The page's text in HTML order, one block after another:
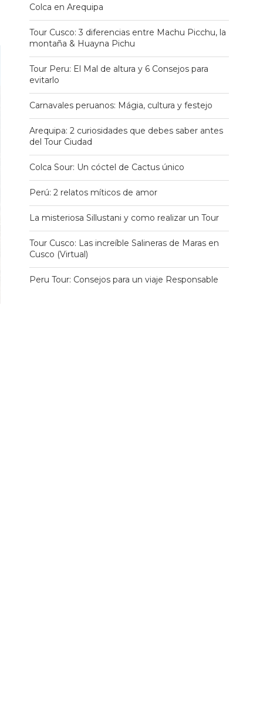
Colca en Arequipa
Tour Cusco: 3 diferencias entre Machu Picchu, la
montaña & Huayna Pichu
Tour Peru: El Mal de altura y 6 Consejos para
evitarlo
Carnavales peruanos: Mágia, cultura y festejo
Arequipa: 2 curiosidades que debes saber antes
del Tour Ciudad
Colca Sour: Un cóctel de Cactus único
Perú: 2 relatos míticos de amor
La misteriosa Sillustani y como realizar un Tour
Tour Cusco: Las increíble Salineras de Maras en
Cusco (Virtual)
Peru Tour: Consejos para un viaje Responsable